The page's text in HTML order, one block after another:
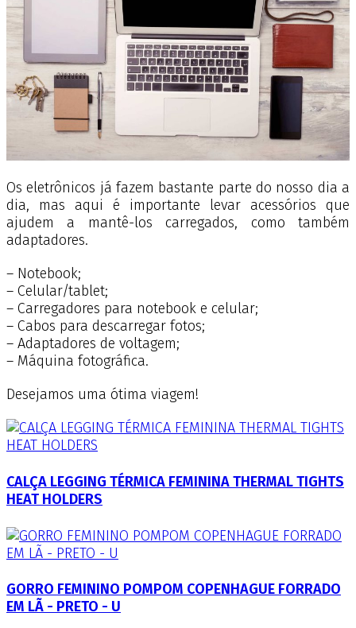
Os eletrônicos já fazem bastante parte do nosso dia a
dia, mas aqui é importante levar acessórios que
ajudem a mantê-los carregados, como também
adaptadores.
– Notebook;
– Celular/tablet;
– Carregadores para notebook e celular;
– Cabos para descarregar fotos;
– Adaptadores de voltagem;
– Máquina fotográfica.
Desejamos uma ótima viagem!
CALÇA LEGGING TÉRMICA FEMININA THERMAL TIGHTS
HEAT HOLDERS
GORRO FEMININO POMPOM COPENHAGUE FORRADO
EM LÃ - PRETO - U